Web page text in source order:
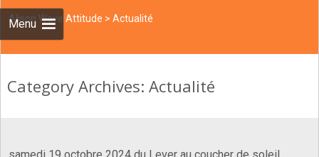
Menu
Alison Wave Attitude >Actualité
Category Archives: Actualité